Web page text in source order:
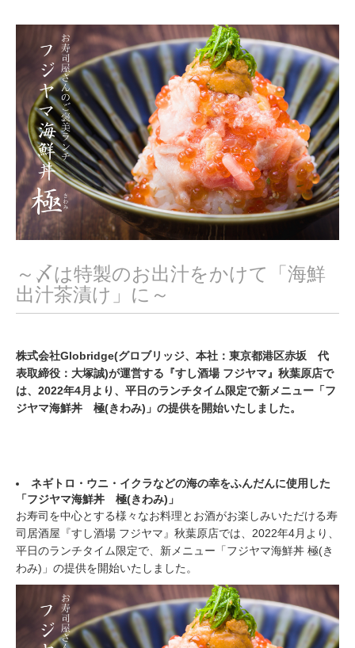
,
0
2
2
～〆は特製のお出汁をかけて「海鮮
出汁茶漬け」に～
株式会社Globridge(グロブリッジ、本社：東京都港区赤坂 代
表取締役：大塚誠)が運営する『すし酒場 フジヤマ』秋葉原店で
は、2022年4月より、平日のランチタイム限定で新メニュー「フ
ジヤマ海鮮丼 極(きわみ)」の提供を開始いたしました。
ネギトロ・ウニ・イクラなどの海の幸をふんだんに使用した
「フジヤマ海鮮丼 極(きわみ)」
お寿司を中心とする様々なお料理とお酒がお楽しみいただける寿
司居酒屋『すし酒場 フジヤマ』秋葉原店では、2022年4月より、
平日のランチタイム限定で、新メニュー「フジヤマ海鮮丼 極(き
わみ)」の提供を開始いたしました。